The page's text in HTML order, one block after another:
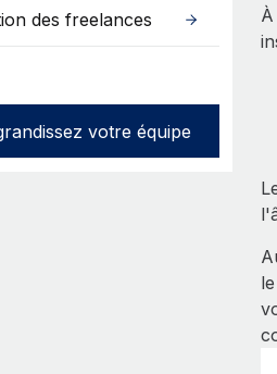
des freelances
votre équipe